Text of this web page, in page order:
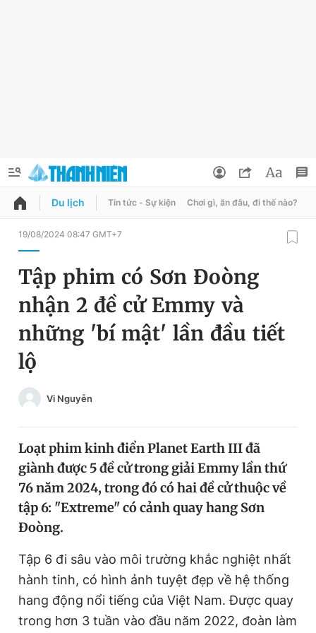
QUẢNG CÁO
Chuyên mục
Chuyên mục khác
Chào ngày mới
Tin thị trường
Video Magazine
Sản phẩm khác
Tiện ích
Thông tin tòa soạn Liên hệ quảng cáo
Đổi mật khẩu
Tin đã lưu
Tin đã xem
Du lịch Tin tức - Sự kiện Chơi gì, ăn đâu, đi thế nào?
19/08/2024 08:47 GMT+7
Tập phim có Sơn Đoòng
nhận 2 đề cử Emmy và
những 'bí mật' lần đầu tiết
lộ
Vi Nguyễn
Loạt phim kinh điển Planet Earth III đã
giành được 5 đề cử trong giải Emmy lần thứ
76 năm 2024, trong đó có hai đề cử thuộc về
tập 6: "Extreme" có cảnh quay hang Sơn
Đoòng.
Tập 6 đi sâu vào môi trường khắc nghiệt nhất
hành tinh, có hình ảnh tuyệt đẹp về hệ thống
hang động nổi tiếng của Việt Nam. Được quay
trong hơn 3 tuần vào đầu năm 2022, đoàn làm